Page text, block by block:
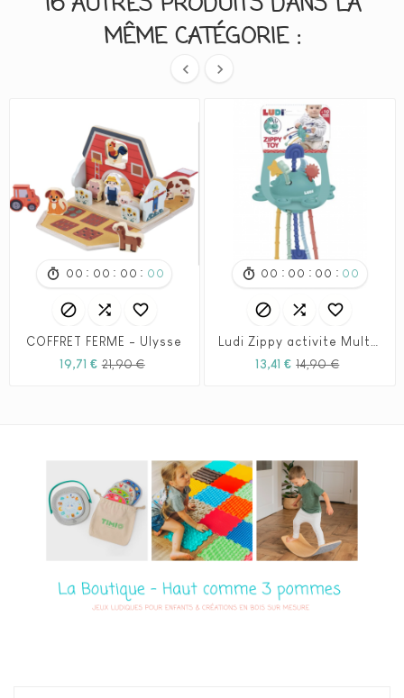
MÊME CATÉGORIE :
 
00 : 00 : 00 : 00
  
COFFRET FERME - Ulysse
19,71 € 21,90 €
00 : 00 : 00 : 00
  
13,41 € 14,90 €